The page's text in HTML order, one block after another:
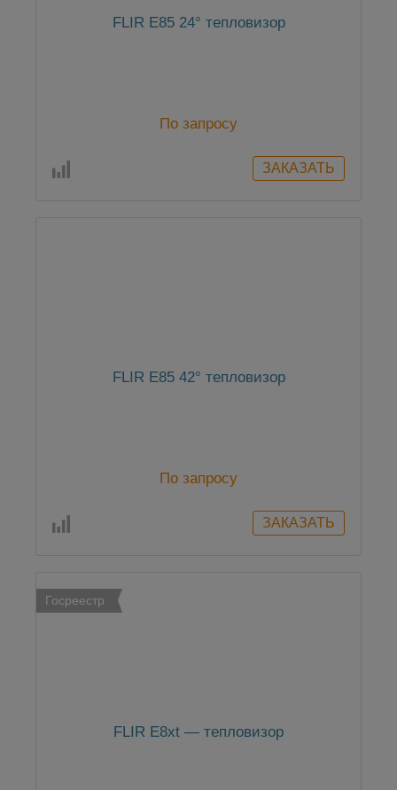
FLIR E85 24° тепловизор
По запросу
FLIR E85 42° тепловизор
По запросу
Госреестр
FLIR E8xt — тепловизор